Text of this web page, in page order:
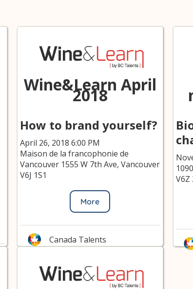
Wine&Learn April
2018
How to brand yourself?
April 26, 2018 6:00 PM
Maison de la francophonie de
Vancouver 1555 W 7th Ave, Vancouver
V6J 1S1
More
Canada Talents
V6Z